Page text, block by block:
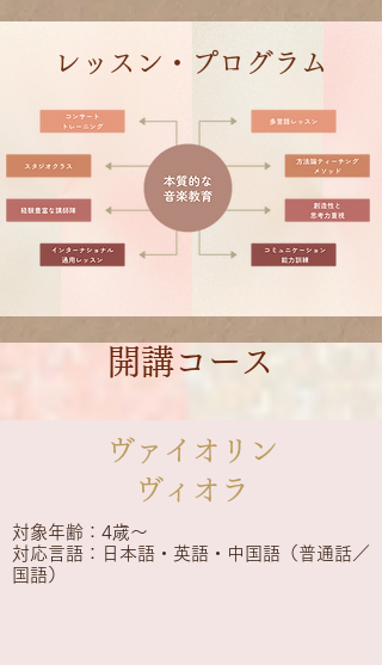
レッスン・プログラム
開講コース
​ヴァイオリン
​ヴィオラ
対象年齢：4歳～
​対応言語：日本語・英語・中国語（普通話／
国語）